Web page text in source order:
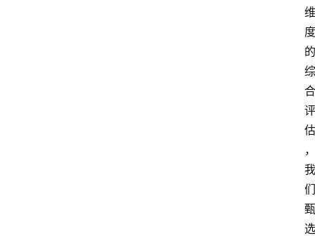
维
度
的
综
合
评
估
，
我
们
甄
选